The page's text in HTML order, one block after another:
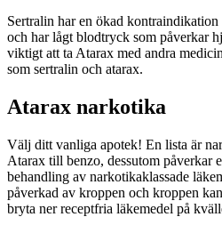
Sertralin har en ökad
och har lågt blodtryck som påverkar
viktigt att ta Atarax med andra
som sertralin och atarax.
Atarax narkotika
Välj ditt vanliga apotek! En lista är
Atarax till benzo, dessutom påverkar
behandling av narkotikaklassade
påverkad av kroppen och kroppen
bryta ner receptfria läkemedel på